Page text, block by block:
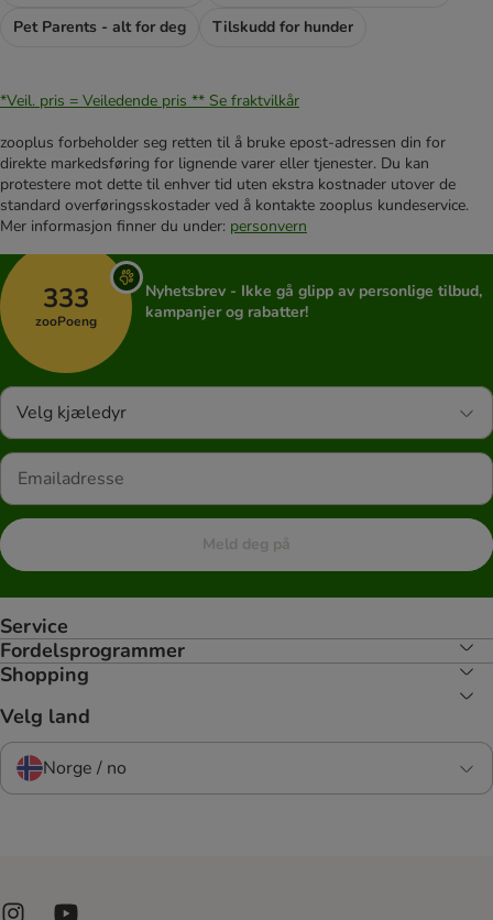
Pet Parents - alt for deg
Tilskudd for hunder
*Veil. pris = Veiledende pris ** Se fraktvilkår
zooplus forbeholder seg retten til å bruke epost-adressen din for
direkte markedsføring for lignende varer eller tjenester. Du kan
protestere mot dette til enhver tid uten ekstra kostnader utover de
standard overføringsskostader ved å kontakte zooplus kundeservice.
Mer informasjon finner du under: personvern
333
zooPoeng
Nyhetsbrev - Ikke gå glipp av personlige tilbud,
kampanjer og rabatter!
Velg kjæledyr
Meld deg på
Service
Fordelsprogrammer
Shopping
Velg land
Norge / no